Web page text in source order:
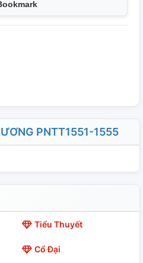
PNTT1551-1555
Tiểu Thuyết
Cổ Đại